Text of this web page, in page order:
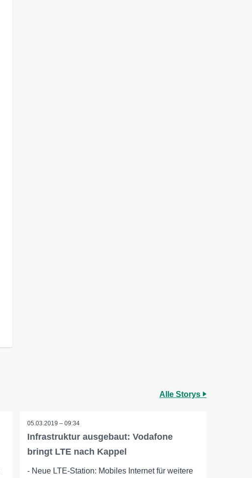
Alle Storys
05.03.2019 – 09:34
Infrastruktur ausgebaut: Vodafone
bringt LTE nach Kappel
- Neue LTE-Station: Mobiles Internet für weitere